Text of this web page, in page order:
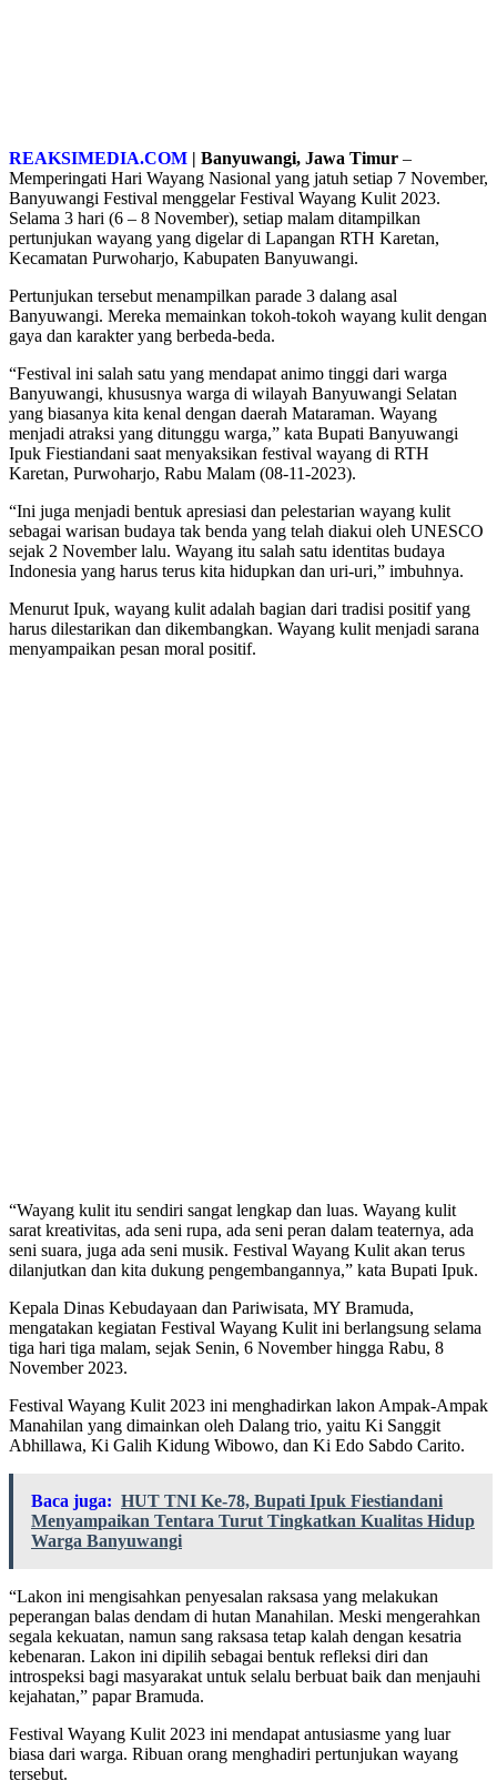
REAKSIMEDIA.COM | Banyuwangi, Jawa Timur –
Memperingati Hari Wayang Nasional yang jatuh setiap 7 November,
Banyuwangi Festival menggelar Festival Wayang Kulit 2023.
Selama 3 hari (6 – 8 November), setiap malam ditampilkan
pertunjukan wayang yang digelar di Lapangan RTH Karetan,
Kecamatan Purwoharjo, Kabupaten Banyuwangi.
Pertunjukan tersebut menampilkan parade 3 dalang asal
Banyuwangi. Mereka memainkan tokoh-tokoh wayang kulit dengan
gaya dan karakter yang berbeda-beda.
“Festival ini salah satu yang mendapat animo tinggi dari warga
Banyuwangi, khususnya warga di wilayah Banyuwangi Selatan
yang biasanya kita kenal dengan daerah Mataraman. Wayang
menjadi atraksi yang ditunggu warga,” kata Bupati Banyuwangi
Ipuk Fiestiandani saat menyaksikan festival wayang di RTH
Karetan, Purwoharjo, Rabu Malam (08-11-2023).
“Ini juga menjadi bentuk apresiasi dan pelestarian wayang kulit
sebagai warisan budaya tak benda yang telah diakui oleh UNESCO
sejak 2 November lalu. Wayang itu salah satu identitas budaya
Indonesia yang harus terus kita hidupkan dan uri-uri,” imbuhnya.
Menurut Ipuk, wayang kulit adalah bagian dari tradisi positif yang
harus dilestarikan dan dikembangkan. Wayang kulit menjadi sarana
menyampaikan pesan moral positif.
“Wayang kulit itu sendiri sangat lengkap dan luas. Wayang kulit
sarat kreativitas, ada seni rupa, ada seni peran dalam teaternya, ada
seni suara, juga ada seni musik. Festival Wayang Kulit akan terus
dilanjutkan dan kita dukung pengembangannya,” kata Bupati Ipuk.
Kepala Dinas Kebudayaan dan Pariwisata, MY Bramuda,
mengatakan kegiatan Festival Wayang Kulit ini berlangsung selama
tiga hari tiga malam, sejak Senin, 6 November hingga Rabu, 8
November 2023.
Festival Wayang Kulit 2023 ini menghadirkan lakon Ampak-Ampak
Manahilan yang dimainkan oleh Dalang trio, yaitu Ki Sanggit
Abhillawa, Ki Galih Kidung Wibowo, dan Ki Edo Sabdo Carito.
Baca juga: HUT TNI Ke-78, Bupati Ipuk Fiestiandani
Menyampaikan Tentara Turut Tingkatkan Kualitas Hidup
Warga Banyuwangi
“Lakon ini mengisahkan penyesalan raksasa yang melakukan
peperangan balas dendam di hutan Manahilan. Meski mengerahkan
segala kekuatan, namun sang raksasa tetap kalah dengan kesatria
kebenaran. Lakon ini dipilih sebagai bentuk refleksi diri dan
introspeksi bagi masyarakat untuk selalu berbuat baik dan menjauhi
kejahatan,” papar Bramuda.
Festival Wayang Kulit 2023 ini mendapat antusiasme yang luar
biasa dari warga. Ribuan orang menghadiri pertunjukan wayang
tersebut.